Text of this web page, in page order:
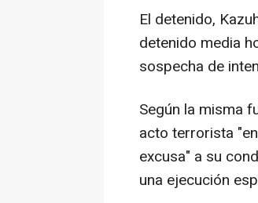
El detenido,
detenido media
sospecha de
Según la misma
acto terrorista
excusa" a su
una ejecución